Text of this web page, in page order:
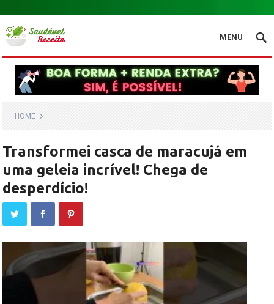
.
MENU
HOME
Transformei casca de maracujá em
uma geleia incrível! Chega de
desperdício!